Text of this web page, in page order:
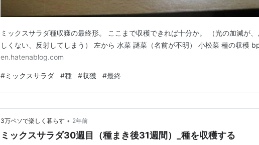
ミックスサラダ種収獲の最終形。 ここまで収穫できれば十分か。 （光の加減が、
しくない、反射してしまう） 左から 水菜 謎菜（名前が不明） 小松菜 種の収穫
en.hatenablog.com
#ミックスサラダ #種 #収獲 #最終
3万ペソで楽しく暮らす • 2年前
ミックスサラダ30週目（種まき後31週間）_種を収穫する